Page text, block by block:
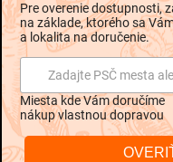
Popis
Podrobný
Pre overenie dostupnosti,
na základe, ktorého sa
a lokalita na doručenie.
Zadajte PSČ mesta
Miesta kde Vám doručíme
nákup vlastnou dopravou